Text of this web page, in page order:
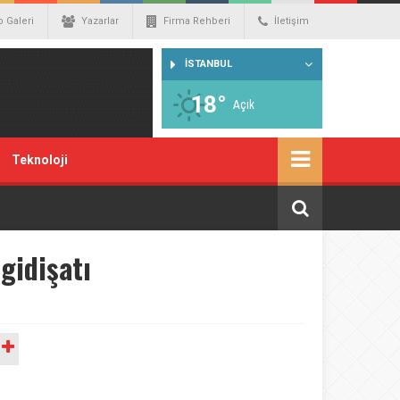
Galeri Yazarlar Firma Rehberi İletişim
İSTANBUL
18° Açık
Teknoloji